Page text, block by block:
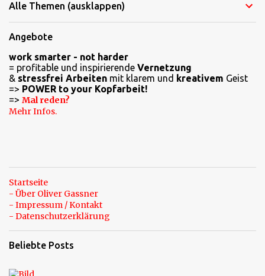
m
n
t
a
r
e
Alle Themen (ausklappen)
Angebote
work smarter - not harder
= profitable und inspirierende Vernetzung
& stressfrei Arbeiten mit klarem und kreativem Geist
=> POWER to your Kopfarbeit!
=> Mal reden?
Mehr Infos.
Startseite
- Über Oliver Gassner
- Impressum / Kontakt
- Datenschutzerklärung
Beliebte Posts